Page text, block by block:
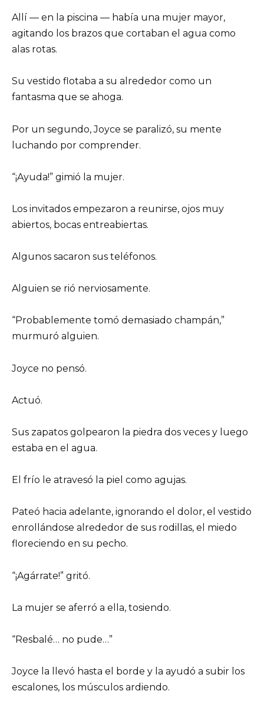
Allí — en la piscina — había una mujer mayor,
agitando los brazos que cortaban el agua como
alas rotas.
Su vestido flotaba a su alrededor como un
fantasma que se ahoga.
Por un segundo, Joyce se paralizó, su mente
luchando por comprender.
“¡Ayuda!” gimió la mujer.
Los invitados empezaron a reunirse, ojos muy
abiertos, bocas entreabiertas.
Algunos sacaron sus teléfonos.
Alguien se rió nerviosamente.
“Probablemente tomó demasiado champán,”
murmuró alguien.
Joyce no pensó.
Actuó.
Sus zapatos golpearon la piedra dos veces y luego
estaba en el agua.
El frío le atravesó la piel como agujas.
Pateó hacia adelante, ignorando el dolor, el vestido
enrollándose alrededor de sus rodillas, el miedo
floreciendo en su pecho.
“¡Agárrate!” gritó.
La mujer se aferró a ella, tosiendo.
“Resbalé… no pude…”
Joyce la llevó hasta el borde y la ayudó a subir los
escalones, los músculos ardiendo.